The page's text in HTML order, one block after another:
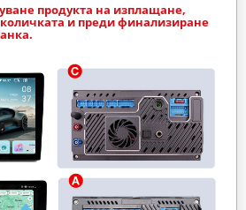
продукта на изплащане,
и преди финализиране